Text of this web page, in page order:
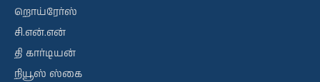
றொய்ரேர்ஸ்
சி.என்.என்
தி கார்டியன்
நியூஸ் ஸ்கை